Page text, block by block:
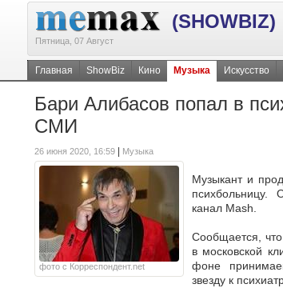
(SHOWBIZ)
Пятница, 07 Август
Главная ShowBiz Кино Музыка Искусство
Бари Алибасов попал в
СМИ
26 июня 2020, 16:59 Музыка
фото с Корреспондент.net
Музыкант и
психбольницу.
канал Mash.
Сообщается,
в московской
фоне
звезду к